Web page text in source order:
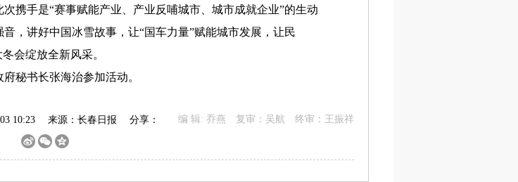
手是“赛事赋能产业、产业反哺城市、城市成就企业”的生动
，讲好中国冰雪故事，让“国车力量”赋能城市发展，让民
会绽放全新风采。
秘书长张海治参加活动。
编 辑: 乔燕 复审：吴航 终审：王振祥
10:23 来源： 长春日报 分享：